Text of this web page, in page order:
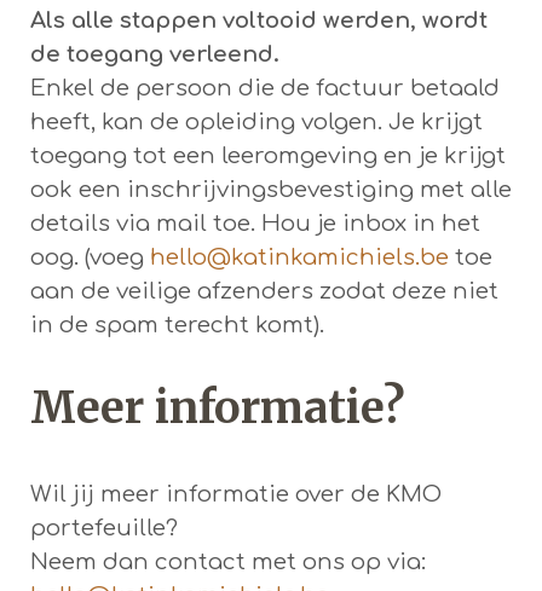
Als alle stappen voltooid werden, wordt
de toegang verleend.
Enkel de persoon die de factuur betaald
heeft, kan de opleiding volgen. Je krijgt
toegang tot een leeromgeving en je krijgt
ook een inschrijvingsbevestiging met alle
details via mail toe. Hou je inbox in het
oog. (voeg hello@katinkamichiels.be toe
aan de veilige afzenders zodat deze niet
in de spam terecht komt).
Meer informatie?
Wil jij meer informatie over de KMO
portefeuille?
Neem dan contact met ons op via: